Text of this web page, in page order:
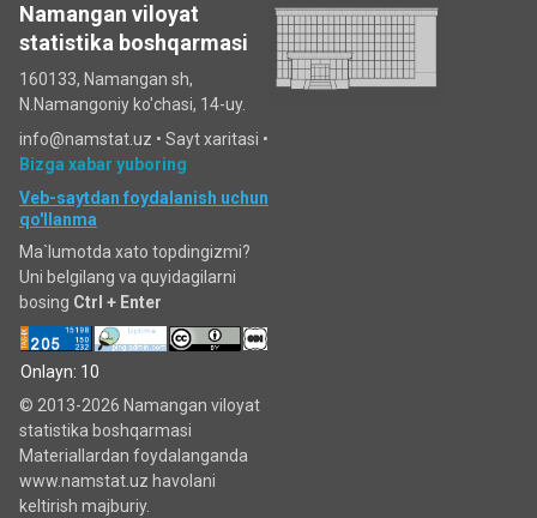
Namangan viloyat
statistika boshqarmasi
160133, Namangan sh,
N.Namangoniy ko'chasi, 14-uy.
info@namstat.uz • Sayt xaritasi •
Bizga xabar yuboring
Veb-saytdan foydalanish uchun
qo'llanma
Ma`lumotda xato topdingizmi?
Uni belgilang va quyidagilarni
bosing Ctrl + Enter
Onlayn: 10
© 2013-2026 Namangan viloyat
statistika boshqarmasi
Materiallardan foydalanganda
www.namstat.uz havolani
keltirish majburiy.